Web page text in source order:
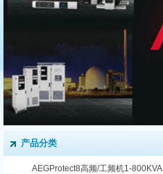
产品分类
AEGProtect8高频/工频机1-800KVA